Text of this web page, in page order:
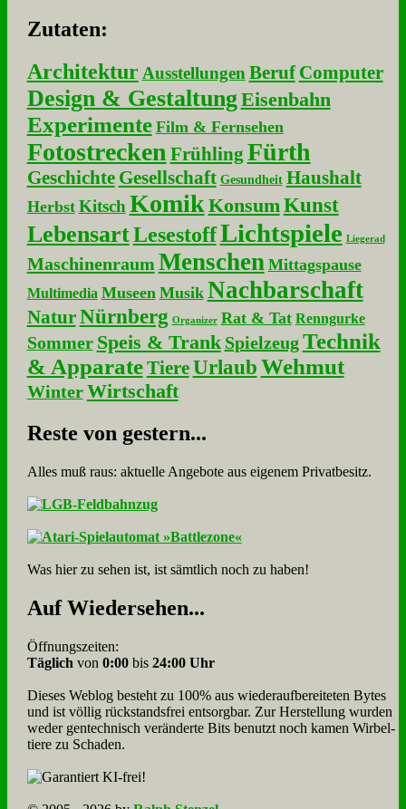
Zu­ta­ten:
Architektur Ausstellungen Beruf Computer
Design & GestaltungEisenbahn
Experimente Film & Fernsehen
Fotostrecken Frühling Fürth
Geschichte Gesellschaft Gesundheit Haushalt
Herbst Kitsch Komik KonsumKunst
LebensartLesestoffLichtspiele Liegerad
Maschinenraum Menschen Mittagspause
Multimedia Museen Musik Nachbarschaft
NaturNürnberg Organizer Rat & Tat Renngurke
Sommer Speis & Trank Spielzeug Technik
& Apparate Tiere UrlaubWehmut
Winter Wirtschaft
Re­ste von ge­stern...
Alles muß raus: aktuelle An­ge­bo­te aus eigenem Privatbesitz.
Was hier zu sehen ist, ist sämt­lich noch zu haben!
Auf Wie­der­se­hen...
Öffnungszeiten:
Täglich von 0:00bis 24:00 Uhr
Dieses Weblog besteht zu 100% aus wie­der­auf­bereite­ten Bytes
und ist völlig rück­stands­frei ent­sorg­bar. Zur Herstellung wurden
weder gen­tech­nisch veränderte Bits benutzt noch kamen Wir­bel­
tiere zu Scha­den.